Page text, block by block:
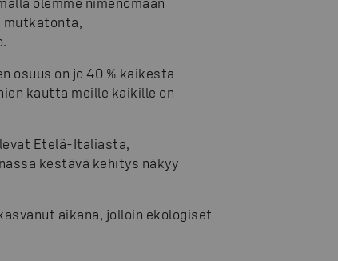
mutkatonta,
osuus on jo 40 % kaikesta
kautta meille kaikille on
Etelä-Italiasta,
kestävä kehitys näkyy
aikana, jolloin ekologiset